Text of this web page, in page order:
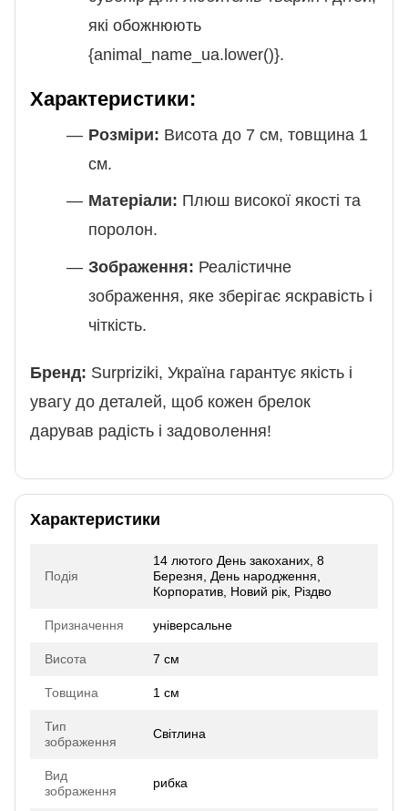
які обожнюють
{animal_name_ua.lower()}.
Характеристики:
Розміри: Висота до 7 см, товщина 1
см.
Матеріали: Плюш високої якості та
поролон.
Зображення: Реалістичне
зображення, яке зберігає яскравість і
чіткість.
Бренд: Surpriziki, Україна гарантує якість і
увагу до деталей, щоб кожен брелок
дарував радість і задоволення!
Характеристики
Подія
14 лютого День закоханих, 8
Березня, День народження,
Корпоратив, Новий рік, Різдво
Призначення універсальне
Висота 7 см
Товщина 1 см
Тип
зображення
Світлина
Вид
зображення
рибка